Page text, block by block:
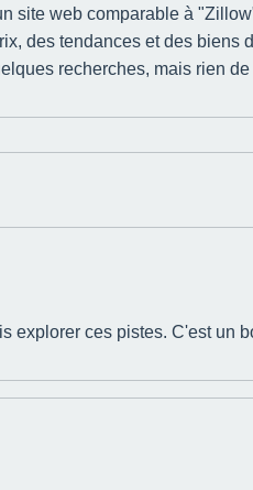
site web comparable à
des tendances et des
recherches, mais rien
explorer ces pistes. C'est un